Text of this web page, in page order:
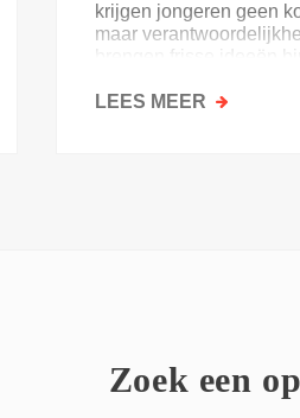
krijgen jongeren geen
maar
brengen frisse ideeën
LEES MEER OVER
Zoek een